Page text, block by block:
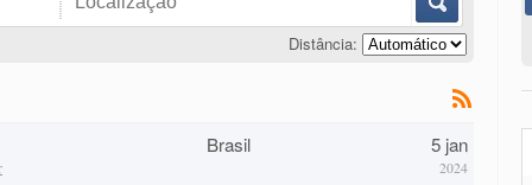
Distância:
Brasil 5 jan
2024